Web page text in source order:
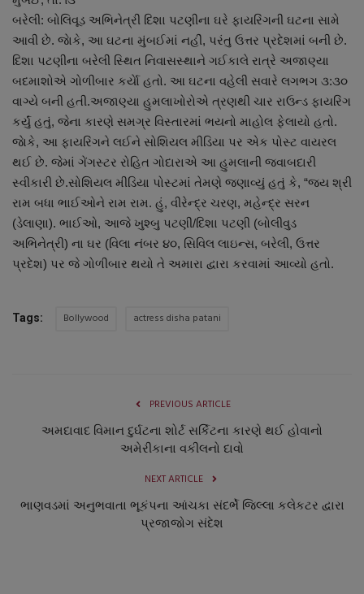
About Author
Contact
Dipotsav Special
આંતરરાષ્ટ્રીય
રાષ્ટ્રીય
ગુજરાત
જુનાગઢ
સ્થાનિક સમાચાર
રાશિફળ
બરેલી: બોલિવૂડ અભિનેત્રી દિશા પટણીના ઘરે ફાયરિંગની ઘટના સામે
આવી છે. જાેકે, આ ઘટના મુંબઈમાં નહીં, પરંતુ ઉત્તર પ્રદેશમાં બની છે.
દિશા પટણીના બરેલી સ્થિત નિવાસસ્થાને ગઈકાલે રાત્રે અજાણ્યા
બદમાશોએ ગોળીબાર કર્યાે હતો. આ ઘટના વહેલી સવારે લગભગ ૩:૩૦
વાગ્યે બની હતી.અજાણ્યા હુમલાખોરોએ ત્રણથી ચાર રાઉન્ડ ફાયરિંગ
કર્યું હતું, જેના કારણે સમગ્ર વિસ્તારમાં ભયનો માહોલ ફેલાયો હતો.
જાેકે, આ ફાયરિંગને લઈને સોશિયલ મીડિયા પર એક પોસ્ટ વાયરલ
થઈ છે. જેમાં ગેંગસ્ટર રોહિત ગોદારાએ આ હુમલાની જવાબદારી
સ્વીકારી છે.સોશિયલ મીડિયા પોસ્ટમાં તેમણે જણાવ્યું હતું કે, “જય શ્રી
રામ બધા ભાઈઓને રામ રામ. હું, વીરેન્દ્ર ચરણ, મહેન્દ્ર સરન
(ડેલાણા). ભાઈઓ, આજે ખુશ્બુ પટણી/દિશા પટણી (બોલીવુડ
અભિનેત્રી) ના ઘર (વિલા નંબર ૪૦, સિવિલ લાઇન્સ, બરેલી, ઉત્તર
પ્રદેશ) પર જે ગોળીબાર થયો તે અમારા દ્વારા કરવામાં આવ્યો હતો.
Tags: Bollywood actress disha patani
PREVIOUS ARTICLE
અમદાવાદ વિમાન દુર્ઘટના શોર્ટ સર્કિટના કારણે થઈ હોવાનો
અમેરીકાના વકીલનો દાવો
NEXT ARTICLE
ભાણવડમાં અનુભવાતા ભૂકંપના આંચકા સંદર્ભે જિલ્લા કલેકટર દ્વારા
પ્રજાજોગ સંદેશ